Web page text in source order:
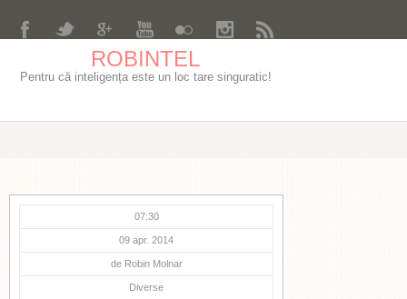
ROBINTEL
Pentru că inteligența este un loc tare singuratic!
07:30
09 apr. 2014
de Robin Molnar
Diverse